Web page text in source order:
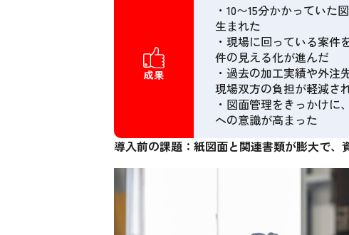
成果
・10〜15分かかっていた
生まれた
・現場に回っている案件
件の見える化が進んだ
・過去の加工実績や外注
現場双方の負担が軽減さ
・図面管理をきっかけ
への意識が高まった
導入前の課題：紙図面と関連書類が膨大で、